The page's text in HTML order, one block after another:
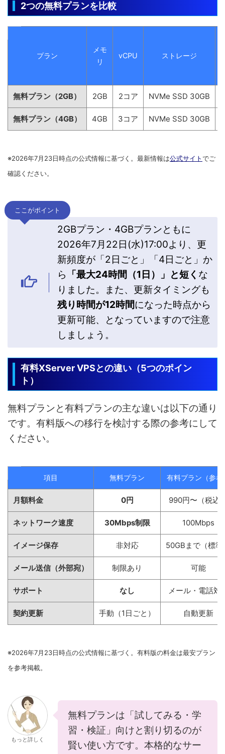
2つの無料プランを比較
プラン
メモ
リ
vCPU ストレージ
無料プラン（2GB） 2GB 2コア NVMe SSD 30GB
無料プラン（4GB） 4GB 3コア NVMe SSD 30GB
※2026年7月23日時点の公式情報に基づく。最新情報は公式サイトでご
確認ください。
ここがポイント
2GBプラン・4GBプランともに
2026年7月22日(水)17:00より、更
新頻度が「2日ごと」「4日ごと」か
ら
「最大24時間（1日）」と短く な
りました。また、更新タイミングも
残り時間が12時間になった時点から
更新可能、となっていますので注意
しましょう。
有料XServer VPSとの違い（5つのポイン
ト）
無料プランと有料プランの主な違いは以下の通り
です。有料版への移行を検討する際の参考にして
ください。
項目 無料プラン 有料プラン（参考
月額料金 0円 990円〜（税込
ネットワーク速度 30Mbps制限 100Mbps
イメージ保存 非対応 50GBまで（標準
メール送信（外部宛） 制限あり 可能
サポート なし メール・電話対
契約更新 手動（1日ごと） 自動更新
※2026年7月23日時点の公式情報に基づく。有料版の料金は最安プラン
を参考掲載。
もっと詳しく
無料プランは「試してみる・学
習・検証」向けと割り切るのが
賢い使い方です。本格的なサー